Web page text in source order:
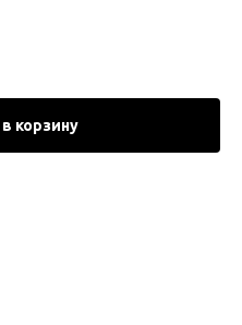
корзину